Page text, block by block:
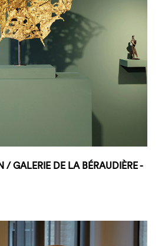
/ GALERIE DE LA BÉRAUDIÈRE -